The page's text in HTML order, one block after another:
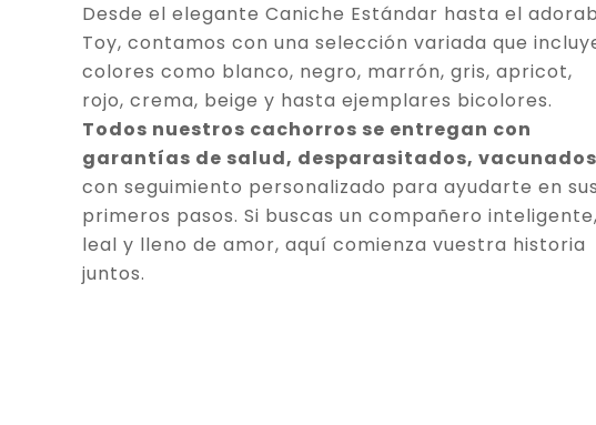
Desde el elegante Caniche Estándar hasta el
Toy, contamos con una selección variada que
colores como blanco, negro, marrón, gris, apricot,
rojo, crema, beige y hasta ejemplares bicolores.
Todos nuestros cachorros se entregan con
garantías de salud, desparasitados, vacunados
con seguimiento personalizado para ayudarte en sus
primeros pasos. Si buscas un compañero inteligente,
leal y lleno de amor, aquí comienza vuestra historia
juntos.